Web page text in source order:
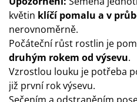
květin klíčí pomalu a v
nerovnoměrně.
Počáteční růst rostlin je
druhým rokem od výsevu.
Vzrostlou louku je potřeba
již první rok výsevu.
Sečením a odstraněním